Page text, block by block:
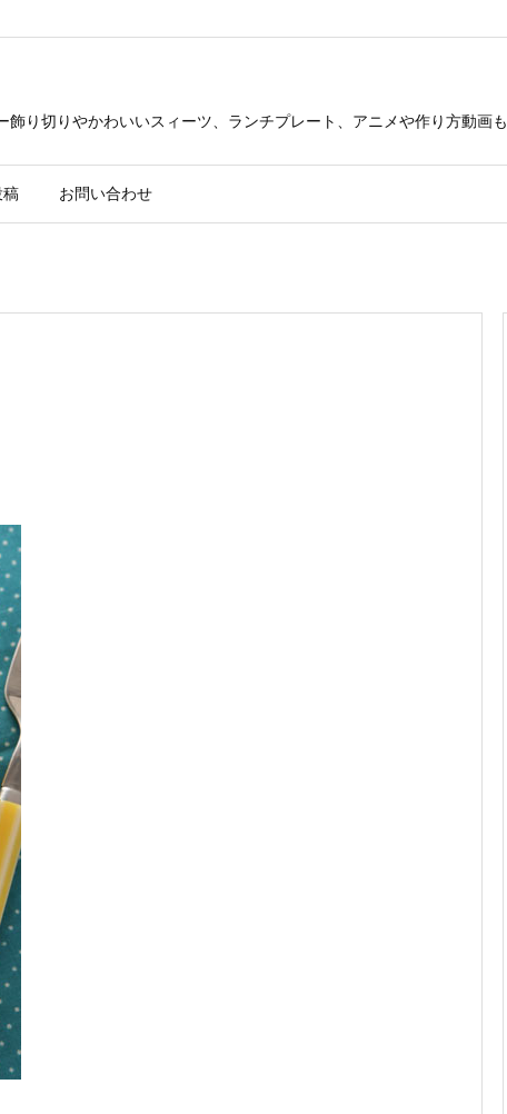
り切りやかわいいスィーツ、ランチプレート、アニメや作り方動画も
稿 お問い合わせ